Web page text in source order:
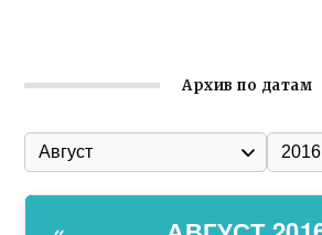
Архив по датам